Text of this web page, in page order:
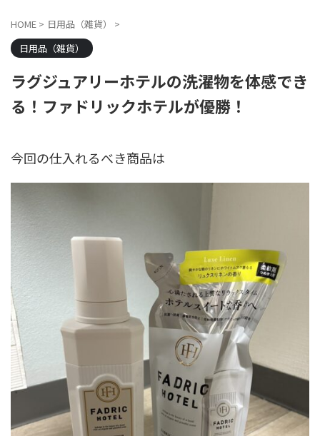
HOME > 日用品（雑貨）
>
日用品（雑貨）
ラグジュアリーホテルの洗濯物を体感でき
る！ファドリックホテルが優勝！
今回の仕入れるべき商品は